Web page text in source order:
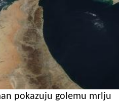
pokazuju golemu mrlju